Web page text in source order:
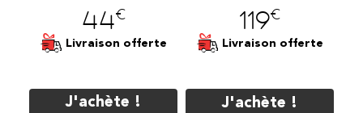
44€
Livraison offerte
J'achète !
119€
Livraison offerte
J'achète !